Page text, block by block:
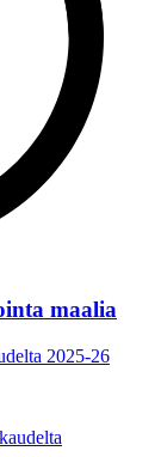
maalia
2025-26